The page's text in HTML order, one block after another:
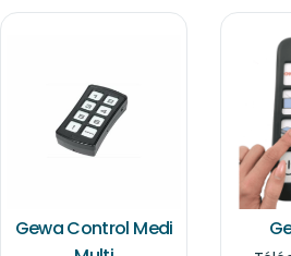
Gewa Control Medi